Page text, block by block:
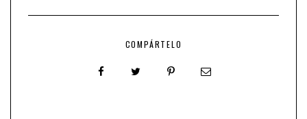
COMPÁRTELO